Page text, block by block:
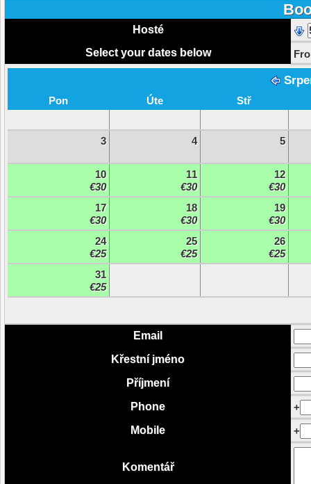
Hosté
Select your dates below
Pon Úte Stř
3 4 5
10
€30
11
€30
12
€30
17
€30
18
€30
19
€30
24
€25
25
€25
26
€25
31
€25
Email
Křestní jméno
Příjmení
Phone
+
Mobile
+
Komentář